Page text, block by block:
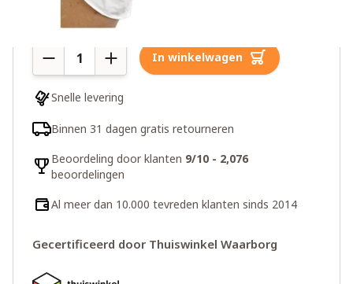
Aantal In winkelwagen
Snelle levering
Binnen 31 dagen gratis retourneren
Beoordeling door klanten 9/10 - 2,076
beoordelingen
Al meer dan 10.000 tevreden klanten sinds 2014
Gecertificeerd door Thuiswinkel Waarborg